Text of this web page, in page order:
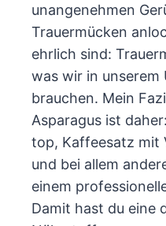
unangenehmen
Trauermücken
ehrlich sind:
was wir in unserem
brauchen. Mein
Asparagus ist
top, Kaffeesatz mit
und bei allem
einem
Damit hast du eine